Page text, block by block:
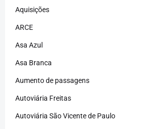
Aquisições
ARCE
Asa Azul
Asa Branca
Aumento de passagens
Autoviária Freitas
Autoviária São Vicente de Paulo